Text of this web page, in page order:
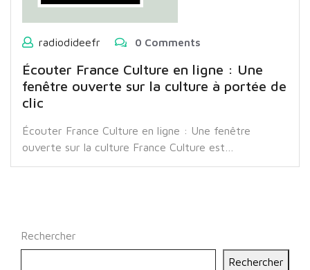
radiodideefr 0 Comments
Écouter France Culture en ligne : Une
fenêtre ouverte sur la culture à portée de
clic
Écouter France Culture en ligne : Une fenêtre
ouverte sur la culture France Culture est…
Rechercher
Rechercher